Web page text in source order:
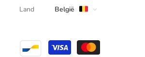
Land
België